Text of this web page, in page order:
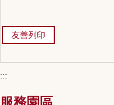
友善列印
:::